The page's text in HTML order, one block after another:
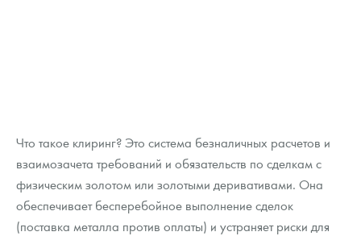
Что такое клиринг? Это система безналичных расчетов и
взаимозачета требований и обязательств по сделкам с
физическим золотом или золотыми деривативами. Она
обеспечивает бесперебойное выполнение сделок
(поставка металла против оплаты) и устраняет риски для